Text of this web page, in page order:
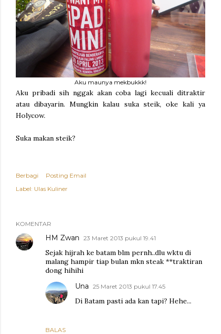
Aku maunya mekbukkk!
Aku pribadi sih nggak akan coba lagi kecuali ditraktir
atau dibayarin. Mungkin kalau suka steik, oke kali ya
Holycow.
Suka makan steik?
Berbagi
Posting Email
Label: Ulas Kuliner
KOMENTAR
HM Zwan 23 Maret 2013 pukul 19.41
Sejak hijrah ke batam blm pernh..dlu wktu di
malang hampir tiap bulan mkn steak **traktiran
dong hihihi
BALAS
Una 25 Maret 2013 pukul 17.45
Di Batam pasti ada kan tapi? Hehe...